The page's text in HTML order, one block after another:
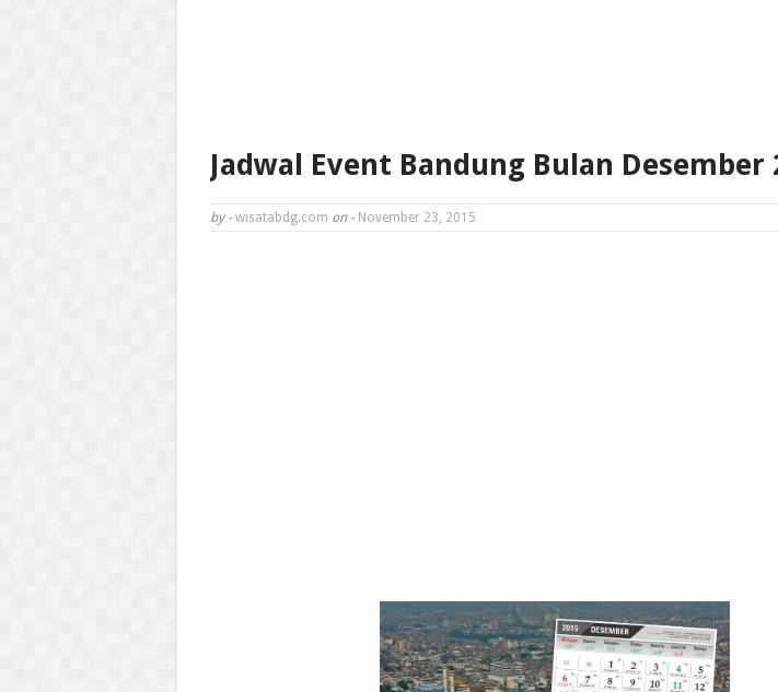
Jadwal Event Bandung Bulan Desember
by - wisatabdg.com on - November 23, 2015